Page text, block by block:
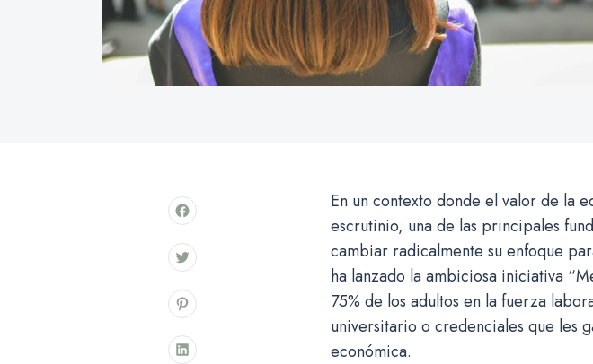
En un contexto donde el valor de la
escrutinio, una de las principales
cambiar radicalmente su enfoque
ha lanzado la ambiciosa iniciativa
75% de los adultos en la fuerza
universitario o credenciales que les
económica.